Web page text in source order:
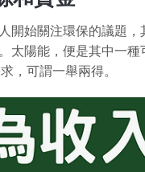
開始關注環保的議題
太陽能，便是其中一種
，可謂一舉兩得。